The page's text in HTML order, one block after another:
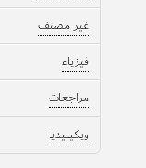
غير مصنف
فيزياء
مراجعات
ويكيبيديا